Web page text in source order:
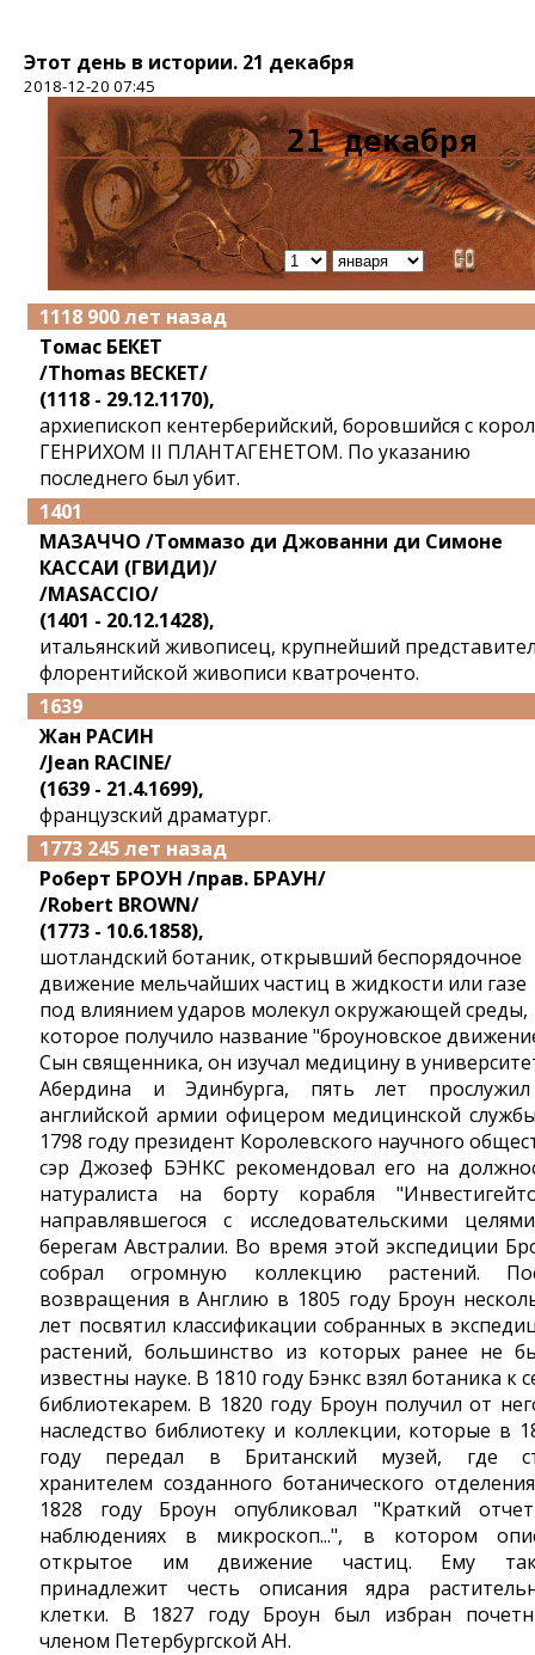
Этот день в истории. 21 декабря
2018-12-20 07:45
21 декабря
1118 900 лет назад
Томас БЕКЕТ
/Thomas BECKET/
(1118 - 29.12.1170),
архиепископ кентерберийский, боровшийся с
ГЕНРИХОМ II ПЛАНТАГЕНЕТОМ. По указанию
последнего был убит.
1401
МАЗАЧЧО /Томмазо ди Джованни ди Симоне
КАССАИ (ГВИДИ)/
/MASACCIO/
(1401 - 20.12.1428),
итальянский живописец, крупнейший
флорентийской живописи кватроченто.
1639
Жан РАСИН
/Jean RACINE/
(1639 - 21.4.1699),
французский драматург.
1773 245 лет назад
Роберт БРОУН /прав. БРАУН/
/Robert BROWN/
(1773 - 10.6.1858),
шотландский ботаник, открывший беспорядочное
движение мельчайших частиц в жидкости или газе
под влиянием ударов молекул окружающей среды,
которое получило название "броуновское
Сын священника, он изучал медицину в
Абердина и Эдинбурга, пять лет
английской армии офицером медицинской
1798 году президент Королевского научного
сэр Джозеф БЭНКС рекомендовал его на
натуралиста на борту корабля
направлявшегося с исследовательскими
берегам Австралии. Во время этой экспедиции
собрал огромную коллекцию растений.
возвращения в Англию в 1805 году Броун
лет посвятил классификации собранных в
растений, большинство из которых ранее не
известны науке. В 1810 году Бэнкс взял ботаника к
библиотекарем. В 1820 году Броун получил от
наследство библиотеку и коллекции, которые в
году передал в Британский музей, где
хранителем созданного ботанического
1828 году Броун опубликовал "Краткий
наблюдениях в микроскоп...", в котором
открытое им движение частиц. Ему
принадлежит честь описания ядра
клетки. В 1827 году Броун был избран
членом Петербургской АН.